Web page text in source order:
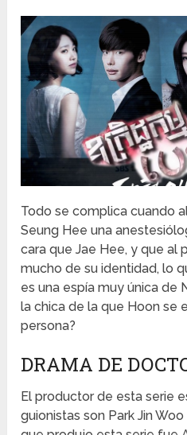
Todo se complica cuando
Seung Hee una
cara que Jae Hee, y que al
mucho de su identidad, lo
es una espía muy única de
la chica de la que Hoon se
persona?
DRAMA DE
El productor de esta serie
guionistas son Park Jin